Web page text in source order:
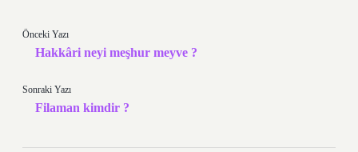
Önceki Yazı
Hakkâri neyi meşhur meyve ?
Sonraki Yazı
Filaman kimdir ?